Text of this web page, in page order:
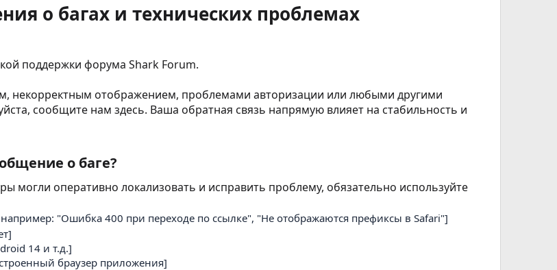
о багах и технических проблемах
поддержки форума Shark Forum.
некорректным отображением, проблемами авторизации или любыми другими
сообщите нам здесь. Ваша обратная связь напрямую влияет на стабильность и
о баге?
могли оперативно локализовать и исправить проблему, обязательно используйте
"Ошибка 400 при переходе по ссылке", "Не отображаются префиксы в Safari"]
14 и т.д.]
браузер приложения]